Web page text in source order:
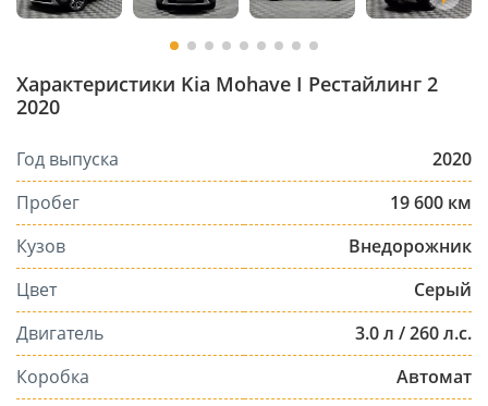
Характеристики Kia Mohave I Рестайлинг 2
2020
Год выпуска
2020
Пробег
19 600 км
Кузов
Внедорожник
Цвет
Серый
Двигатель
3.0 л / 260 л.с.
Коробка
Автомат